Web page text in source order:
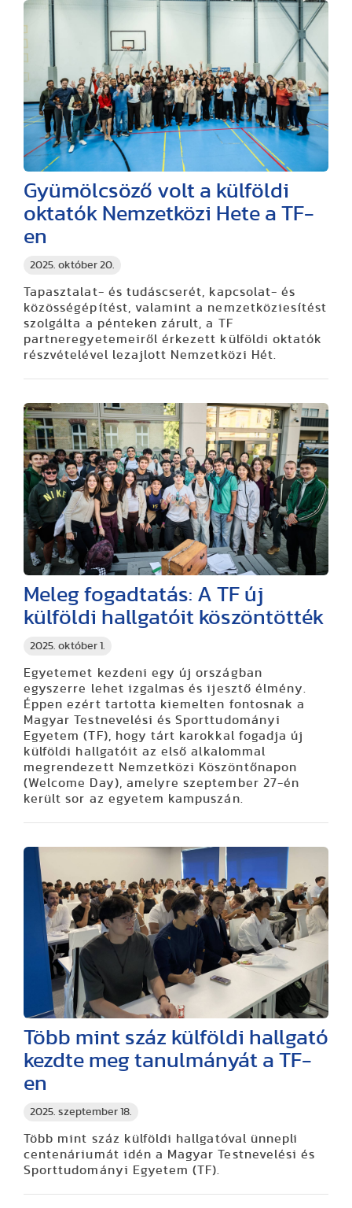
2025. október 20.
Gyümölcsöző volt a külföldi
oktatók Nemzetközi Hete a TF-
en
Tapasztalat- és tudáscserét, kapcsolat- és
közösségépítést, valamint a nemzetköziesítést
szolgálta a pénteken zárult, a TF
partneregyetemeiről érkezett külföldi oktatók
részvételével lezajlott Nemzetközi Hét.
2025. október 1.
Meleg fogadtatás: A TF új
külföldi hallgatóit köszöntötték
Egyetemet kezdeni egy új országban
egyszerre lehet izgalmas és ijesztő élmény.
Éppen ezért tartotta kiemelten fontosnak a
Magyar Testnevelési és Sporttudományi
Egyetem (TF), hogy tárt karokkal fogadja új
külföldi hallgatóit az első alkalommal
megrendezett Nemzetközi Köszöntőnapon
(Welcome Day), amelyre szeptember 27-én
került sor az egyetem kampuszán.
2025. szeptember 18.
Több mint száz külföldi hallgató
kezdte meg tanulmányát a TF-
en
Több mint száz külföldi hallgatóval ünnepli
centenáriumát idén a Magyar Testnevelési és
Sporttudományi Egyetem (TF).